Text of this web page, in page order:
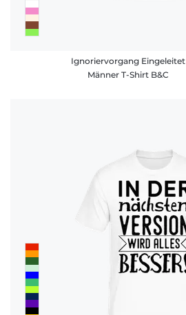
Ignoriervorgang Eingeleitet
Männer T-Shirt B&C